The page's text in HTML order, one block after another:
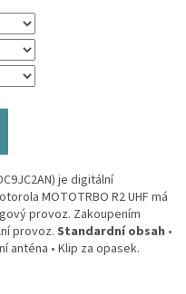
je digitální
MOTOTRBO R2 UHF má
provoz. Zakoupením
provoz. Standardní obsah •
anténa • Klip za opasek.